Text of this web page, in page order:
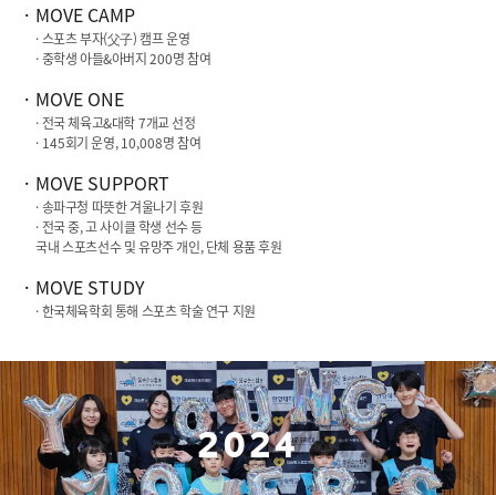
MOVE CAMP
· 스포츠 부자(父子) 캠프 운영
· 중학생 아들&아버지200명 참여
MOVE ONE
· 전국 체육고&대학7개교 선정
· 145회기 운영,10,008명 참여
MOVE SUPPORT
· 송파구청 따뜻한 겨울나기 후원
· 전국 중, 고 사이클 학생 선수 등
국내 스포츠선수 및 유망주 개인, 단체 용품 후원
MOVE STUDY
· 한국체육학회 통해 스포츠 학술 연구 지원
2024